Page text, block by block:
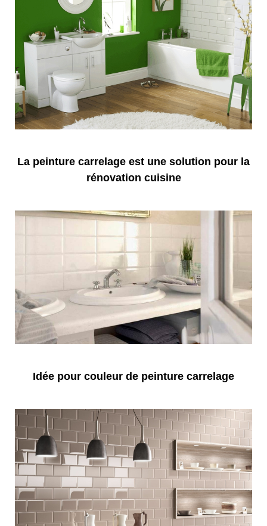
La peinture carrelage est une solution pour la
rénovation cuisine
Idée pour couleur de peinture carrelage